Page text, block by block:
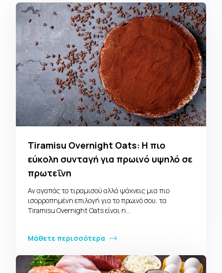
Tiramisu Overnight Oats: Η πιο
εύκολη συνταγή για πρωινό υψηλό σε
πρωτεΐνη
Αν αγαπάς το τιραμισού αλλά ψάχνεις μια πιο
ισορροπημένη επιλογή για το πρωινό σου, τα
Tiramisu Overnight Oats είναι η…
Μάθετε περισσότερα